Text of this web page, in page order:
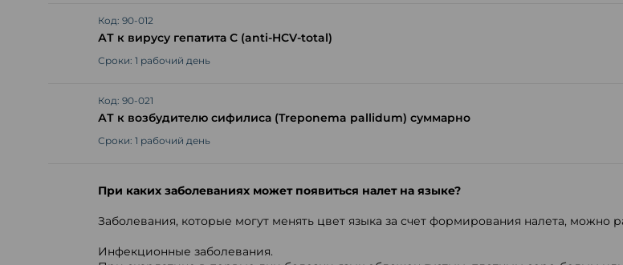
Код: 90-012
АТ к вирусу гепатита С (anti-HCV-total)
Сроки: 1 рабочий день
Код: 90-021
АТ к возбудителю сифилиса (Treponema pallidum) суммарно
Сроки: 1 рабочий день
При каких заболеваниях может появиться налет на языке?
Заболевания, которые могут менять цвет языка за счет формирования налета, можно
Инфекционные заболевания.